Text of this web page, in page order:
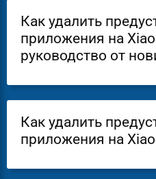
Как удалить
приложения на
руководство от
Как удалить
приложения на